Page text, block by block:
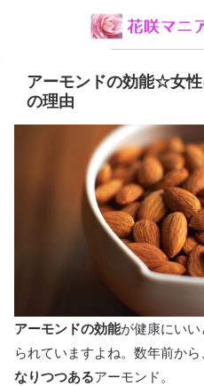
アーモンドの効能☆女
の理由
アーモンドの効能が健康にい
られていますよね。数年前か
なりつつあるアーモンド。